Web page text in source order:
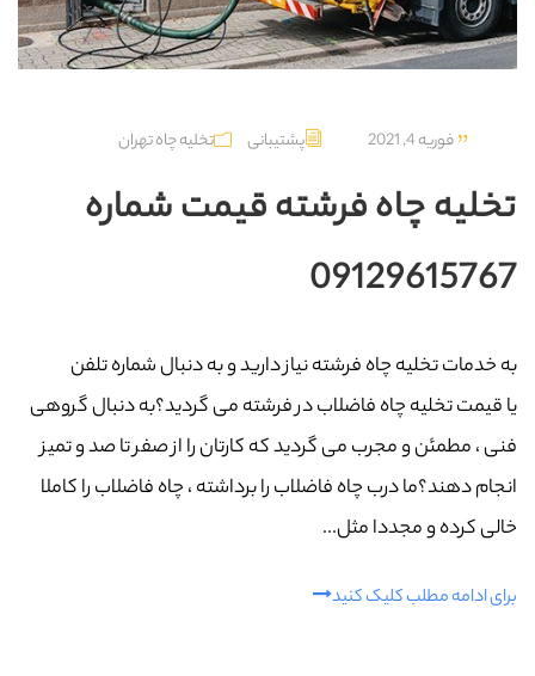
فوریه 4, 2021 پشتیبانی تخلیه چاه تهران
تخلیه چاه فرشته قیمت شماره
09129615767
به خدمات تخلیه چاه فرشته نیاز دارید و به دنبال شماره تلفن
یا قیمت تخلیه چاه فاضلاب در فرشته می گردید؟به دنبال گروهی
فنی ، مطمئن و مجرب می گردید که کارتان را از صفر تا صد و تمیز
انجام دهند؟ما درب چاه فاضلاب را برداشته ، چاه فاضلاب را کاملا
خالی کرده و مجددا مثل...
برای ادامه مطلب کلیک کنید